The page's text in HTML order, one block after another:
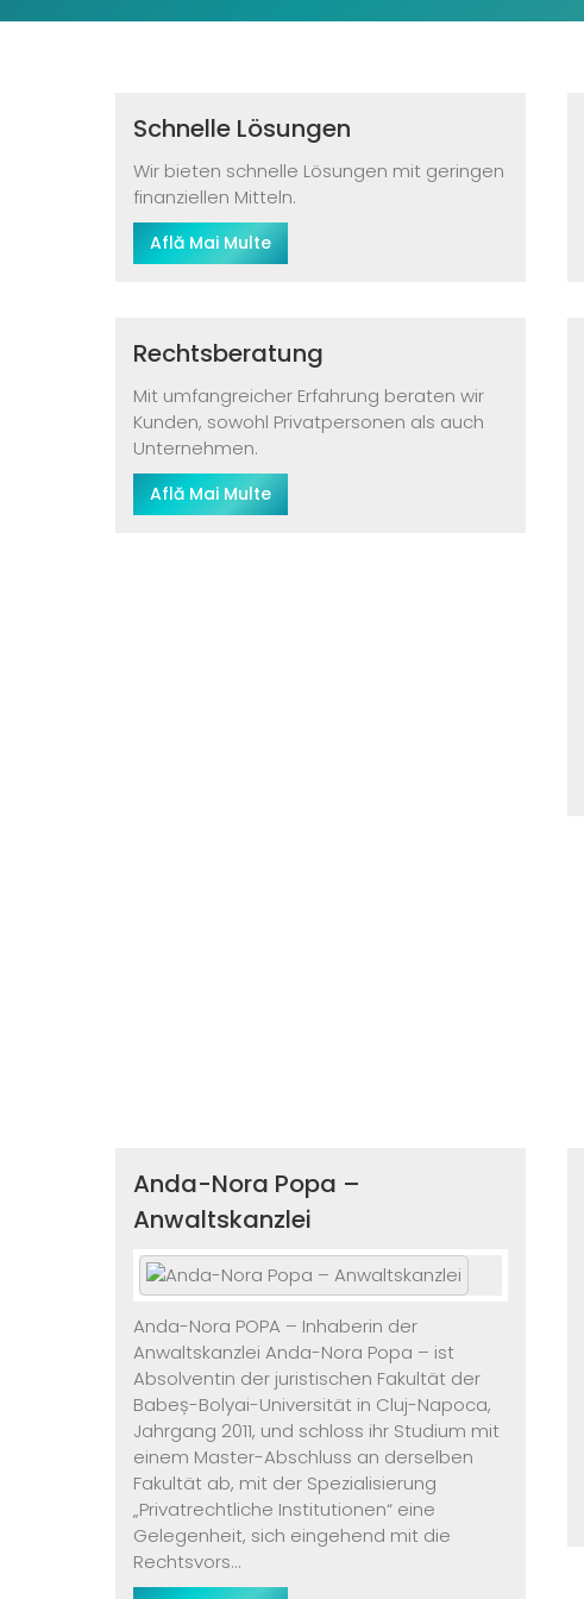
Schnelle Lösungen
Wir bieten schnelle Lösungen mit geringen
finanziellen Mitteln.
Află Mai Multe
Rechtsberatung
Mit umfangreicher Erfahrung beraten wir
Kunden, sowohl Privatpersonen als auch
Unternehmen.
Află Mai Multe
Anda-Nora Popa –
Anwaltskanzlei
Anda-Nora POPA – Inhaberin der
Anwaltskanzlei Anda-Nora Popa – ist
Absolventin der juristischen Fakultät der
Babeș-Bolyai-Universität in Cluj-Napoca,
Jahrgang 2011, und schloss ihr Studium mit
einem Master-Abschluss an derselben
Fakultät ab, mit der Spezialisierung
„Privatrechtliche Institutionen“ eine
Gelegenheit, sich eingehend mit die
Rechtsvors...